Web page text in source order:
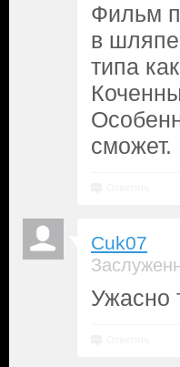
Фильм
в
типа
сможет.
Cuk07
Ужасно